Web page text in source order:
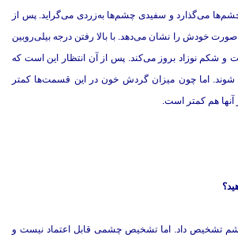
می‌گذارد و سفیدی چشم‌ها به‌زردی می‌گراید. پس از
خودش را نشان می‌دهد. با بالا رفتن درجه بیلی‌روبین
و شكم نوزاد بروز می‌كند. پس از آن انتظار این است كه
شوند. اما چون میزان گردش خون در این قسمت‌ها كمتر
آنها هم كمتر است.
تشخیص داد. اما تشخیص چشمی قابل اعتماد نیست و